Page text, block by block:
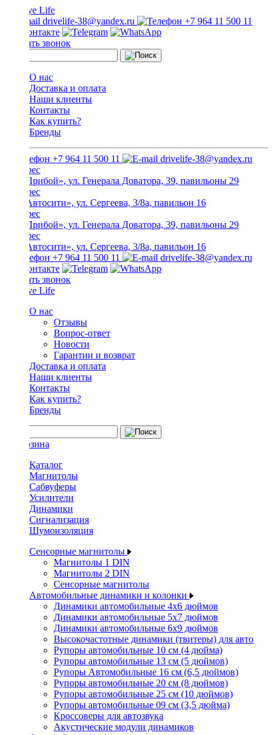
drivelife-38@yandex.ru +7 964 11 500 11
Заказать звонок
О нас
Доставка и оплата
Наши клиенты
Контакты
Как купить?
Бренды
+7 964 11 500 11 drivelife-38@yandex.ru
ТЦ «Прибой», ул. Генерала Доватора, 39, павильоны 29
ТЦ «Автосити», ул. Сергеева, 3/8а, павильон 16
ТЦ «Прибой», ул. Генерала Доватора, 39, павильоны 29
ТЦ «Автосити», ул. Сергеева, 3/8а, павильон 16
+7 964 11 500 11
drivelife-38@yandex.ru
Заказать звонок
О нас
Отзывы
Вопрос-ответ
Новости
Гарантии и возврат
Доставка и оплата
Наши клиенты
Контакты
Как купить?
Бренды
Каталог
Магнитолы
Сабвуферы
Усилители
Динамики
Сигнализация
Шумоизоляция
Сенсорные магнитолы
Магнитолы 1 DIN
Магнитолы 2 DIN
Сенсорные магнитолы
Автомобильные динамики и колонки
Динамики автомобильные 4x6 дюймов
Динамики автомобильные 5x7 дюймов
Динамики автомобильные 6x9 дюймов
Высокочастотные динамики (твитеры) для авто
Рупоры автомобильные 10 см (4 дюйма)
Рупоры автомобильные 13 см (5 дюймов)
Рупоры Автомобильные 16 см (6,5 дюймов)
Рупоры автомобильные 20 см (8 дюймов)
Рупоры автомобильные 25 см (10 дюймов)
Рупоры автомобильные 09 см (3,5 дюйма)
Кроссоверы для автозвука
Акустические модули динамиков